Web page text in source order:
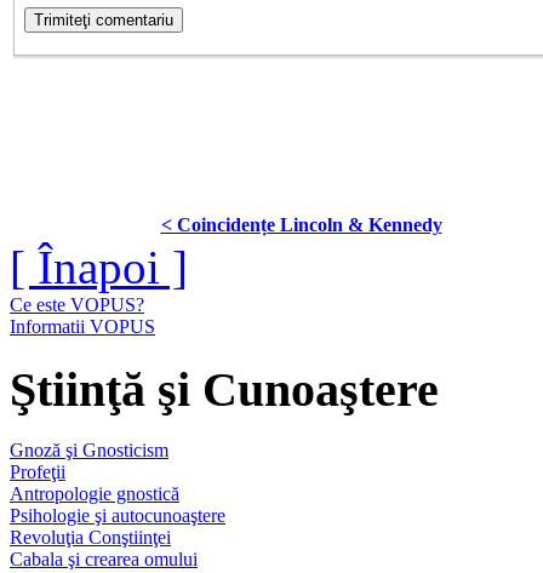
Trimiteţi comentariu
< Coincidențe Lincoln & Kennedy
[ Înapoi ]
Ce este VOPUS?
Informatii VOPUS
Ştiinţă şi Cunoaştere
Gnoză şi Gnosticism
Profeţii
Antropologie gnostică
Psihologie şi autocunoaştere
Revoluţia Conştiinţei
Cabala şi crearea omului